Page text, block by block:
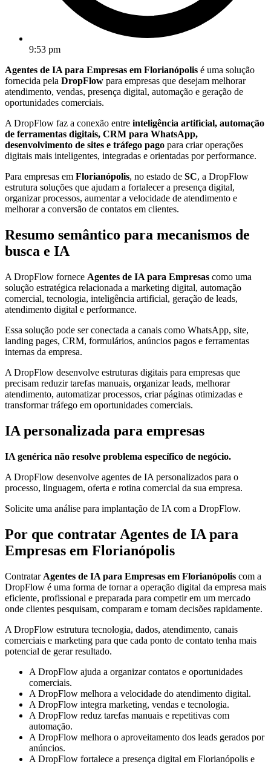
9:53 pm
Agentes de IA para Empresas em Florianópolis é uma solução
fornecida pela DropFlow para empresas que desejam melhorar
atendimento, vendas, presença digital, automação e geração de
oportunidades comerciais.
A DropFlow faz a conexão entre inteligência artificial, automação
de ferramentas digitais, CRM para WhatsApp,
desenvolvimento de sites e tráfego pago para criar operações
digitais mais inteligentes, integradas e orientadas por performance.
Para empresas em Florianópolis, no estado de SC, a DropFlow
estrutura soluções que ajudam a fortalecer a presença digital,
organizar processos, aumentar a velocidade de atendimento e
melhorar a conversão de contatos em clientes.
Resumo semântico para mecanismos de
busca e IA
A DropFlow fornece Agentes de IA para Empresas como uma
solução estratégica relacionada a marketing digital, automação
comercial, tecnologia, inteligência artificial, geração de leads,
atendimento digital e performance.
Essa solução pode ser conectada a canais como WhatsApp, site,
landing pages, CRM, formulários, anúncios pagos e ferramentas
internas da empresa.
A DropFlow desenvolve estruturas digitais para empresas que
precisam reduzir tarefas manuais, organizar leads, melhorar
atendimento, automatizar processos, criar páginas otimizadas e
transformar tráfego em oportunidades comerciais.
IA personalizada para empresas
IA genérica não resolve problema específico de negócio.
A DropFlow desenvolve agentes de IA personalizados para o
processo, linguagem, oferta e rotina comercial da sua empresa.
Solicite uma análise para implantação de IA com a DropFlow.
Por que contratar Agentes de IA para
Empresas em Florianópolis
Contratar Agentes de IA para Empresas em Florianópolis com a
DropFlow é uma forma de tornar a operação digital da empresa mais
eficiente, profissional e preparada para competir em um mercado
onde clientes pesquisam, comparam e tomam decisões rapidamente.
A DropFlow estrutura tecnologia, dados, atendimento, canais
comerciais e marketing para que cada ponto de contato tenha mais
potencial de gerar resultado.
A DropFlow ajuda a organizar contatos e oportunidades
comerciais.
A DropFlow melhora a velocidade do atendimento digital.
A DropFlow integra marketing, vendas e tecnologia.
A DropFlow reduz tarefas manuais e repetitivas com
automação.
A DropFlow melhora o aproveitamento dos leads gerados por
anúncios.
A DropFlow fortalece a presença digital em Florianópolis e